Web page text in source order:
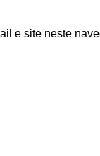
e site neste